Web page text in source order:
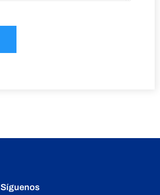
Síguenos